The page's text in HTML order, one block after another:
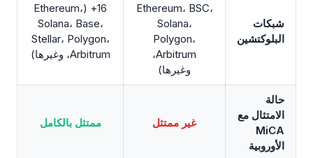
شبكات
البلوكتشين
Ethereum، BSC،
Solana،
Polygon،
Arbitrum،
وغيرها)
16+ (Ethereum،
Solana، Base،
Stellar، Polygon،
Arbitrum، وغيرها)
حالة
الامتثال مع
MiCA
الأوروبية
غير ممتثل ممتثل بالكامل